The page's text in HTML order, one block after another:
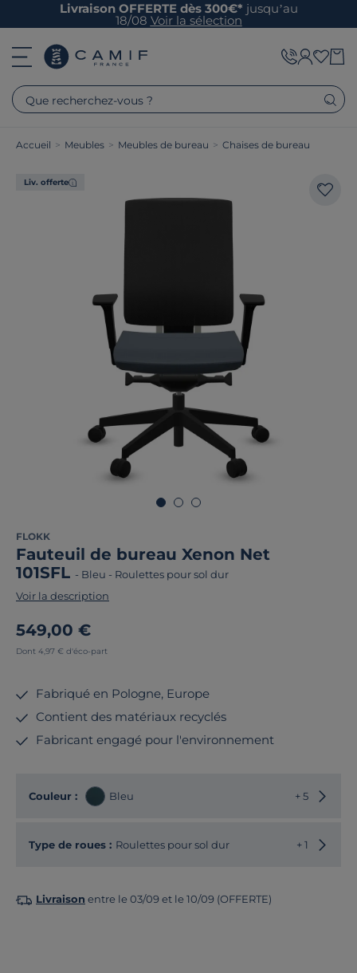
Livraison OFFERTE dès 300€* jusqu’au
18/08 Voir la sélection
Que recherchez-vous ?
Accueil > Meubles > Meubles de bureau > Chaises de bureau
Liv. offerte
FLOKK
Fauteuil de bureau Xenon Net
101SFL - Bleu - Roulettes pour sol dur
Voir la description
549,00 €
Dont 4,97 € d'éco-part
Fabriqué en Pologne, Europe
Contient des matériaux recyclés
Fabricant engagé pour l'environnement
Couleur : Bleu + 5
Type de roues : Roulettes pour sol dur + 1
Livraison entre le 03/09 et le 10/09 (OFFERTE)